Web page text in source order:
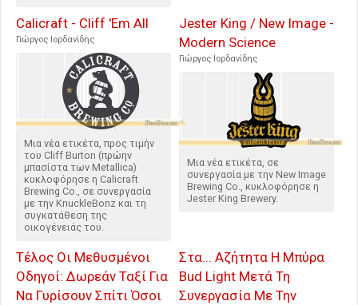
Calicraft - Cliff 'Em All
Γιώργος Ιορδανίδης
Μια νέα ετικέτα, προς τιμήν
του Cliff Burton (πρώην
μπασίστα των Metallica)
κυκλοφόρησε η Calicraft
Brewing Co., σε συνεργασία
με την KnuckleBonz και τη
συγκατάθεση της
οικογένειάς του.
Jester King / New Image -
Modern Science
Γιώργος Ιορδανίδης
Μια νέα ετικέτα, σε
συνεργασία με την New Image
Brewing Co., κυκλοφόρησε η
Jester King Brewery.
Τέλος Οι Μεθυσμένοι
Οδηγοί: Δωρεάν Ταξί Για
Να Γυρίσουν Σπίτι Όσοι
Στα... Αζήτητα Η Μπύρα
Bud Light Μετά Τη
Συνεργασία Με Την